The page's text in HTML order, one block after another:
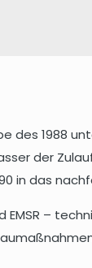
des 1988
der
in das
–